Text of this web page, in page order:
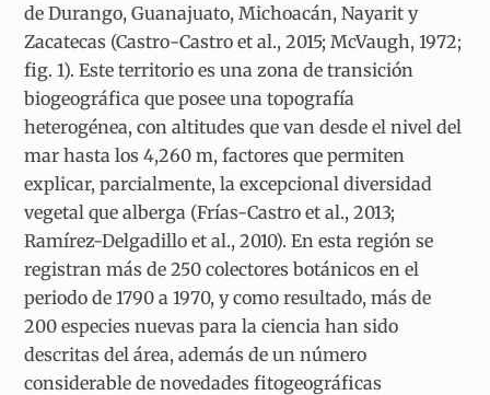
de Durango, Guanajuato, Michoacán, Nayarit y
Zacatecas (Castro-Castro et al., 2015; McVaugh, 1972;
fig. 1). Este territorio es una zona de transición
biogeográfica que posee una topografía
heterogénea, con altitudes que van desde el nivel del
mar hasta los 4,260 m, factores que permiten
explicar, parcialmente, la excepcional diversidad
vegetal que alberga (Frías-Castro et al., 2013;
Ramírez-Delgadillo et al., 2010). En esta región se
registran más de 250 colectores botánicos en el
periodo de 1790 a 1970, y como resultado, más de
200 especies nuevas para la ciencia han sido
descritas del área, además de un número
considerable de novedades fitogeográficas